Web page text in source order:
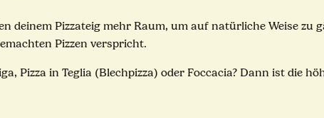
deinem Pizzateig mehr Raum, um auf natürliche Weise
Pizzen verspricht.
Pizza in Teglia (Blechpizza) oder Foccacia? Dann ist die